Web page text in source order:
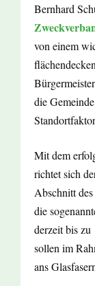
Bernhard
von einem
die
Mit dem
richtet sich
Abschnitt
die
derzeit bis
sollen im
ans